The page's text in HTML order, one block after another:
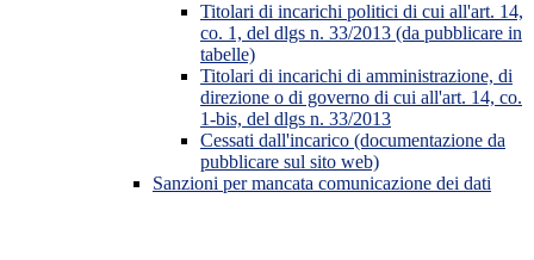
Titolari di incarichi politici di cui all'art. 14,
co. 1, del dlgs n. 33/2013 (da pubblicare in
tabelle)
Titolari di incarichi di amministrazione, di
direzione o di governo di cui all'art. 14, co.
1-bis, del dlgs n. 33/2013
Cessati dall'incarico (documentazione da
pubblicare sul sito web)
Sanzioni per mancata comunicazione dei dati